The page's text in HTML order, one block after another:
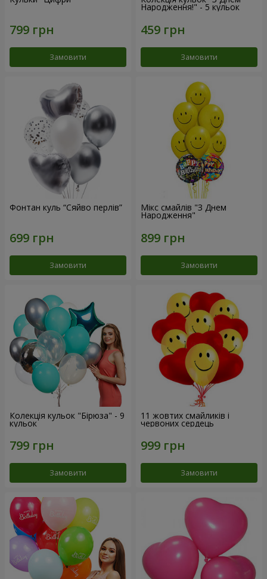
Замовити
Народження!" - 5 кульок
Замовити
Фонтан куль “Сяйво перлів”
Замовити
Мікс смайлів "З Днем
Народження"
Замовити
Колекція кульок "Бірюза" - 9
кульок
Замовити
11 жовтих смайликів і
червоних сердець
Замовити